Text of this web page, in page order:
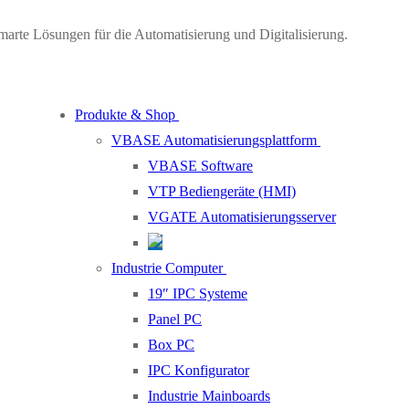
Lösungen für die Automatisierung und Digitalisierung.
Produkte & Shop
VBASE Automatisierungsplattform
VBASE Software
VTP Bediengeräte (HMI)
VGATE Automatisierungsserver
Industrie Computer
19″ IPC Systeme
Panel PC
Box PC
IPC Konfigurator
Industrie Mainboards